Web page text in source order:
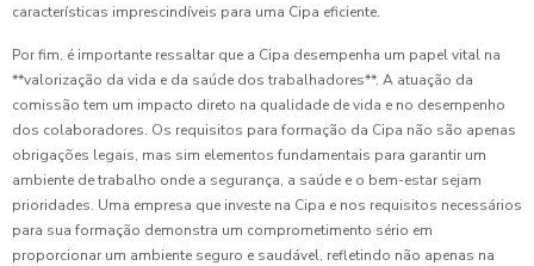
características imprescindíveis para uma Cipa eficiente.
Por fim, é importante ressaltar que a Cipa desempenha um papel vital na
**valorização da vida e da saúde dos trabalhadores**. A atuação da
comissão tem um impacto direto na qualidade de vida e no desempenho
dos colaboradores. Os requisitos para formação da Cipa não são apenas
obrigações legais, mas sim elementos fundamentais para garantir um
ambiente de trabalho onde a segurança, a saúde e o bem-estar sejam
prioridades. Uma empresa que investe na Cipa e nos requisitos necessários
para sua formação demonstra um comprometimento sério em
proporcionar um ambiente seguro e saudável, refletindo não apenas na